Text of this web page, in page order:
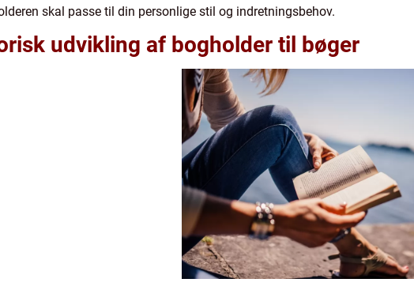
skal passe til din personlige stil og indretningsbehov.
udvikling af bogholder til bøger